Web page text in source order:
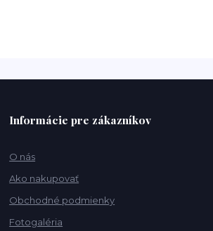
Informácie pre zákazníkov
O nás
Ako nakupovať
Obchodné podmienky
Fotogaléria